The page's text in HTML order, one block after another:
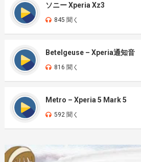
ソニー Xperia Xz3
845 聞く
Betelgeuse – Xperia通知音
816 聞く
Metro – Xperia 5 Mark 5
592 聞く